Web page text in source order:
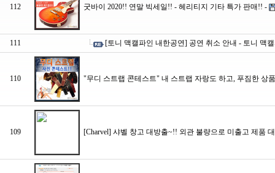
112 굿바이 2020!! 연말 빅세일!! - 헤리티지 기타 특가 판매!! -
111 [토니 맥캘파인 내한공연] 공연 취소 안내 - 토니 맥
110 "무디 스트랩 콘테스트" 내 스트랩 자랑도 하고, 푸짐한 상
109 [Charvel] 샤벨 창고 대방출~!! 외관 불량으로 미출고 제품